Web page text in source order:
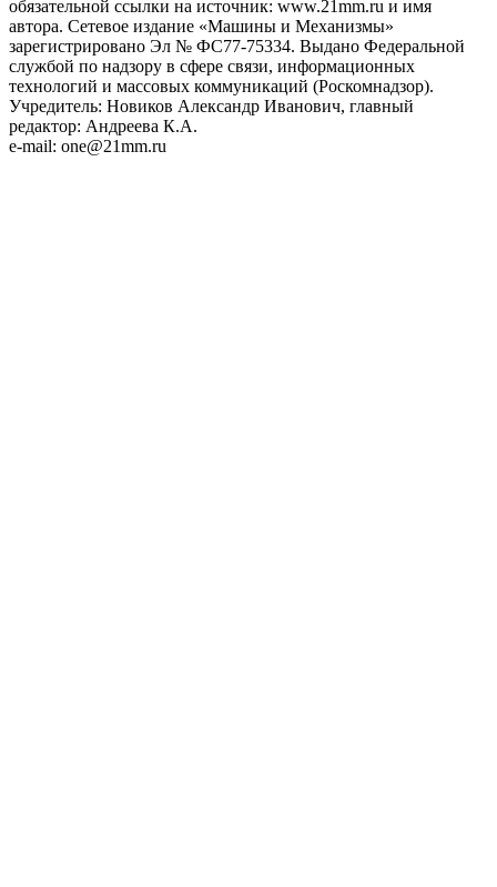
обязательной ссылки на источник: www.21mm.ru и имя
автора. Сетевое издание «Машины и Механизмы»
зарегистрировано Эл № ФС77-75334. Выдано Федеральной
службой по надзору в сфере связи, информационных
технологий и массовых коммуникаций (Роскомнадзор).
Учредитель: Новиков Александр Иванович, главный
редактор: Андреева К.А.
e-mail: one@21mm.ru